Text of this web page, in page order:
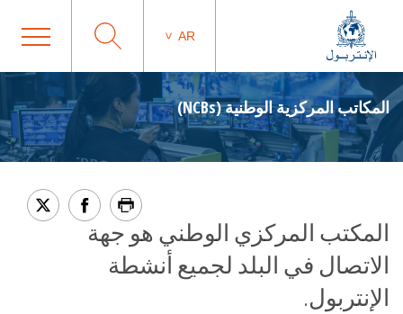
AR
المكاتب المركزية الوطنية (NCBs)
المكتب المركزي الوطني هو جهة
الاتصال في البلد لجميع أنشطة
الإنتربول.